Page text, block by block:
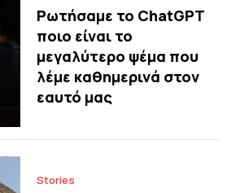
Ρωτήσαμε το ChatGPT
ποιο είναι το
μεγαλύτερο ψέμα που
λέμε καθημερινά στον
εαυτό μας
Stories